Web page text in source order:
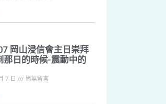
岡山浸信會主日崇拜
那日的時候-震動中的
7 日 尚無留言